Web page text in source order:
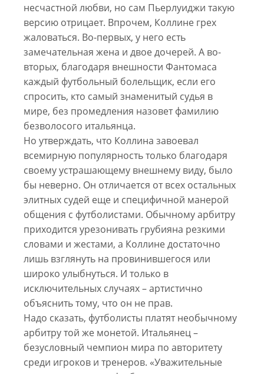
несчастной любви, но сам Пьерлуиджи такую
версию отрицает. Впрочем, Коллине грех
жаловаться. Во-первых, у него есть
замечательная жена и двое дочерей. А во-
вторых, благодаря внешности Фантомаса
каждый футбольный болельщик, если его
спросить, кто самый знаменитый судья в
мире, без промедления назовет фамилию
безволосого итальянца.
Но утверждать, что Коллина завоевал
всемирную популярность только благодаря
своему устрашающему внешнему виду, было
бы неверно. Он отличается от всех остальных
элитных судей еще и специфичной манерой
общения с футболистами. Обычному арбитру
приходится урезонивать грубияна резкими
словами и жестами, а Коллине достаточно
лишь взглянуть на провинившегося или
широко улыбнуться. И только в
исключительных случаях – артистично
объяснить тому, что он не прав.
Надо сказать, футболисты платят необычному
арбитру той же монетой. Итальянец –
безусловный чемпион мира по авторитету
среди игроков и тренеров. «Уважительные